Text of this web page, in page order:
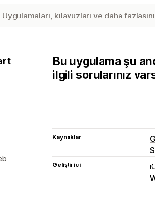
Bu uygulama şu
ilgili sorularınız
Kaynaklar
Geliştirici